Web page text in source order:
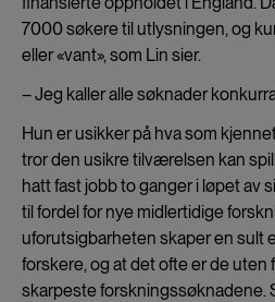
7000 søkere til utlysningen, og
eller «vant», som Lin sier.
– Jeg kaller alle søknader
Hun er usikker på hva som
tror den usikre tilværelsen kan
hatt fast jobb to ganger i løpet av
til fordel for nye midlertidige
uforutsigbarheten skaper en sult
forskere, og at det ofte er de uten
skarpeste forskningssøknadene.